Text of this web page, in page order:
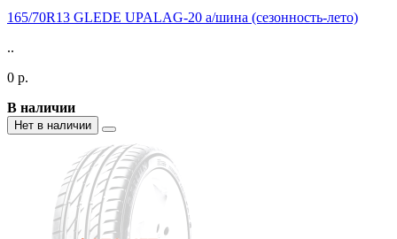
165/70R13 GLEDE UPALAG-20 а/шина (сезонность-лето)
..
0 р.
В наличии
Нет в наличии